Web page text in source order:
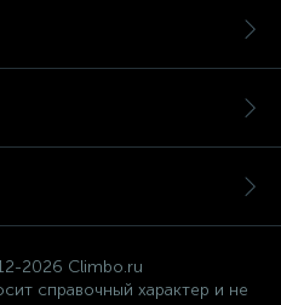
2026 Climbo.ru
справочный характер и не